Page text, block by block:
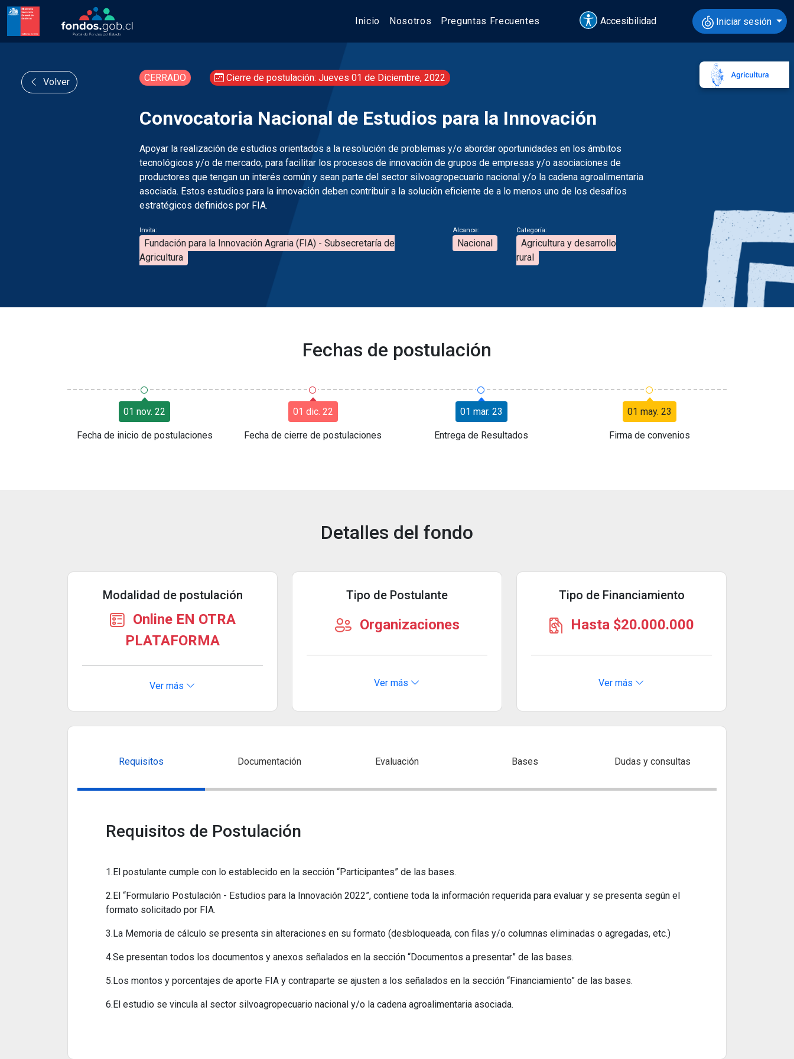
Inicio Nosotros Preguntas Frecuentes Accesibilidad Iniciar sesión
Volver CERRADO Cierre de postulación: Jueves 01 de Diciembre, 2022
Convocatoria Nacional de Estudios para la Innovación
Apoyar la realización de estudios orientados a la resolución de problemas y/o abordar oportunidades en los ámbitos
tecnológicos y/o de mercado, para facilitar los procesos de innovación de grupos de empresas y/o asociaciones de
productores que tengan un interés común y sean parte del sector silvoagropecuario nacional y/o la cadena agroalimentaria
asociada. Estos estudios para la innovación deben contribuir a la solución eficiente de a lo menos uno de los desafíos
estratégicos definidos por FIA.
Invita:
Fundación para la Innovación Agraria (FIA) - Subsecretaría de
Agricultura
Alcance:
Nacional
Categoría:
Agricultura y desarrollo
rural
Fechas de postulación
○ ○ ○ ○
01 nov. 22
Fecha de inicio de postulaciones
01 dic. 22
Fecha de cierre de postulaciones
01 mar. 23
Entrega de Resultados
01 may. 23
Firma de convenios
Detalles del fondo
Modalidad de postulación
Online EN OTRA
PLATAFORMA
Ver más
Tipo de Postulante
Organizaciones
Ver más
Tipo de Financiamiento
Hasta $20.000.000
Ver más
Requisitos Documentación Evaluación Bases Dudas y consultas
Requisitos de Postulación
1.El postulante cumple con lo establecido en la sección “Participantes” de las bases.
2.El “Formulario Postulación - Estudios para la Innovación 2022”, contiene toda la información requerida para evaluar y se presenta según el
formato solicitado por FIA.
3.La Memoria de cálculo se presenta sin alteraciones en su formato (desbloqueada, con filas y/o columnas eliminadas o agregadas, etc.)
4.Se presentan todos los documentos y anexos señalados en la sección “Documentos a presentar” de las bases.
5.Los montos y porcentajes de aporte FIA y contraparte se ajusten a los señalados en la sección “Financiamiento” de las bases.
6.El estudio se vincula al sector silvoagropecuario nacional y/o la cadena agroalimentaria asociada.